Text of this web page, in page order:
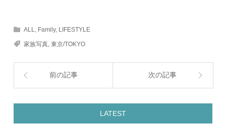
ALL Family, LIFESTYLE
家族写真 ,東京/TOKYO
前の記事 次の記事
LATEST